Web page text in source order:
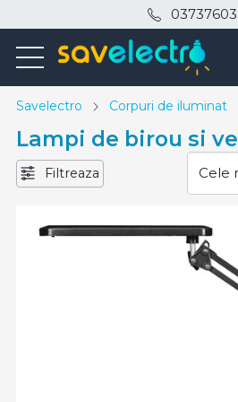
Savelectro Corpuri de iluminat
Lampi de birou si
Filtreaza